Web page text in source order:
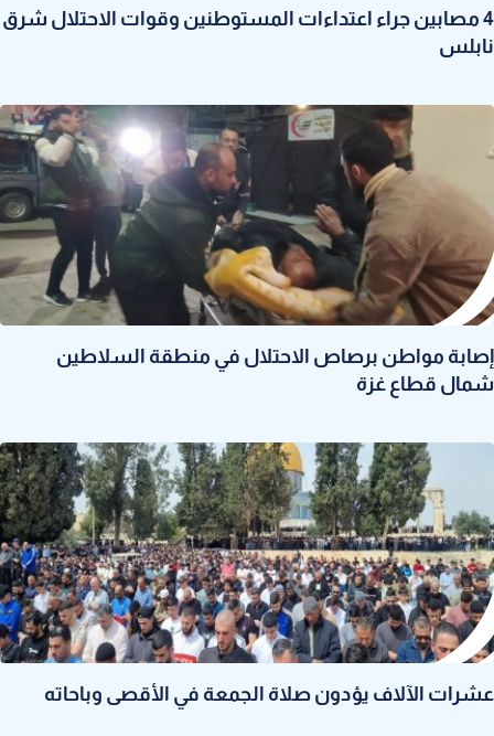
4 مصابين جراء اعتداءات المستوطنين وقوات الاحتلال شرق
نابلس
إصابة مواطن برصاص الاحتلال في منطقة السلاطين
شمال قطاع غزة
عشرات الآلاف يؤدون صلاة الجمعة في الأقصى وباحاته